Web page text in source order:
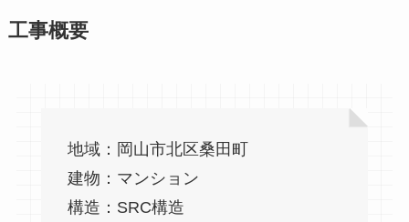
工事概要
地域：岡山市北区桑田町
建物：マンション
構造：SRC構造